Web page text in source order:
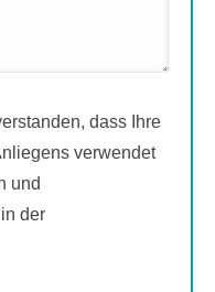
dass Ihre
verwendet
und
der